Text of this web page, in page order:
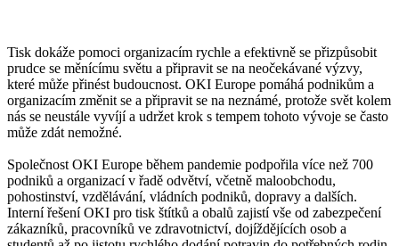
Tisk dokáže pomoci organizacím rychle a efektivně se přizpůsobit
prudce se měnícímu světu a připravit se na neočekávané výzvy,
které může přinést budoucnost. OKI Europe pomáhá podnikům a
organizacím změnit se a připravit se na neznámé, protože svět kolem
nás se neustále vyvíjí a udržet krok s tempem tohoto vývoje se často
může zdát nemožné.
Společnost OKI Europe během pandemie podpořila více než 700
podniků a organizací v řadě odvětví, včetně maloobchodu,
pohostinství, vzdělávání, vládních podniků, dopravy a dalších.
Interní řešení OKI pro tisk štítků a obalů zajistí vše od zabezpečení
zákazníků, pracovníků ve zdravotnictví, dojíždějících osob a